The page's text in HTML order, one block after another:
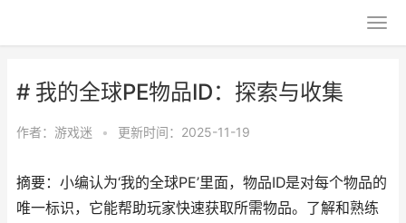
# 我的全球PE物品ID：探索与收集
作者： 游戏迷 • 更新时间：2025-11-19
摘要：小编认为‘我的全球PE’里面，物品ID是对每个物品的
唯一标识，它能帮助玩家快速获取所需物品。了解和熟练